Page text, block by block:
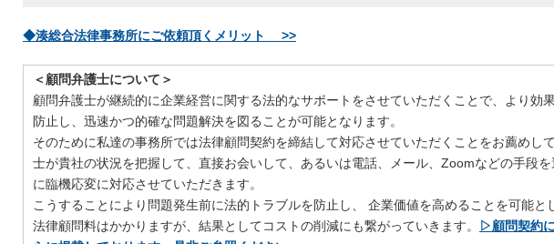
◆湊総合法律事務所にご依頼頂くメリット >>
＜顧問弁護士について＞
顧問弁護士が継続的に企業経営に関する法的なサポートをさせていただくことで、より効
防止し、迅速かつ的確な問題解決を図ることが可能となります。
そのために私達の事務所では法律顧問契約を締結して対応させていただくことをお薦めし
士が貴社の状況を把握して、直接お会いして、あるいは電話、メール、Zoomなどの手段
に臨機応変に対応させていただきます。
こうすることにより問題発生前に法的トラブルを防止し、 企業価値を高めることを可能と
法律顧問料はかかりますが、結果としてコストの削減にも繋がっていきます。
▷顧問契約